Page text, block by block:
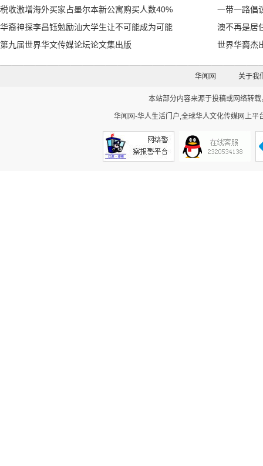
税收激增海外买家占墨尔本新公寓购买人数40%
一带一路倡
华裔神探李昌钰勉励汕大学生让不可能成为可能
澳不再是居
第九届世界华文传媒论坛论文集出版
世界华裔杰
华闻网 关于我
本站部分内容来源于投稿或网络转
华闻网-华人生活门户,全球华人文化传媒网上